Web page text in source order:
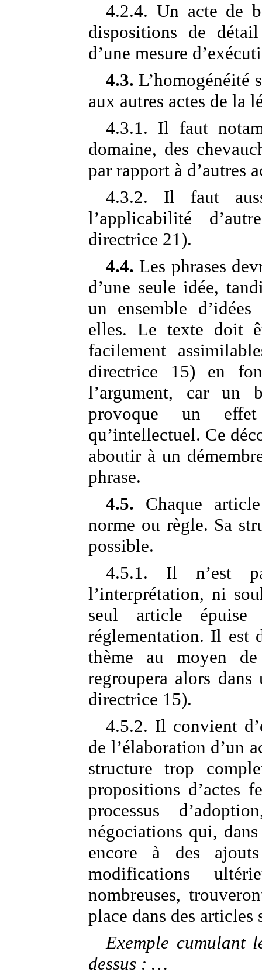
4.2.4. Un acte de
dispositions de
d’une mesure
4.3. L’homogénéité
aux autres actes de la
4.3.1. Il faut
domaine, des
par rapport à d’autres
4.3.2. Il faut
l’applicabilité
directrice 21).
4.4. Les phrases
d’une seule idée,
un ensemble
elles. Le texte doit
facilement
directrice 15) en
l’argument, car un
provoque un
qu’intellectuel. Ce
aboutir à un
phrase.
4.5. Chaque
norme ou règle. Sa
possible.
4.5.1. Il n’est
l’interprétation, ni
seul article
réglementation. Il est
thème au moyen
regroupera alors
directrice 15).
4.5.2. Il convient
de l’élaboration d’un
structure trop
propositions d’actes
processus
négociations qui,
encore à des
modifications
nombreuses,
place dans des articles
Exemple cumulant
dessus : …